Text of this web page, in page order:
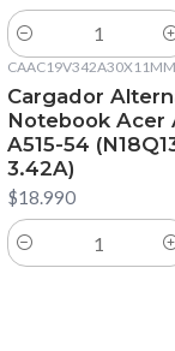
Cantidad
CAAC19V342A30X11MM
Cargador
Notebook Acer
A515-54
3.42A)
$18.990
Cantidad